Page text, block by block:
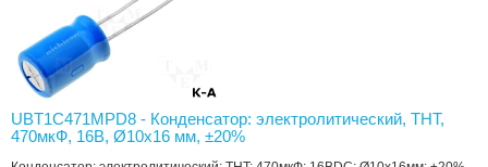
UBT1C471MPD8 - Конденсатор: электролитический, THT,
470мкФ, 16В, Ø10x16 мм, ±20%